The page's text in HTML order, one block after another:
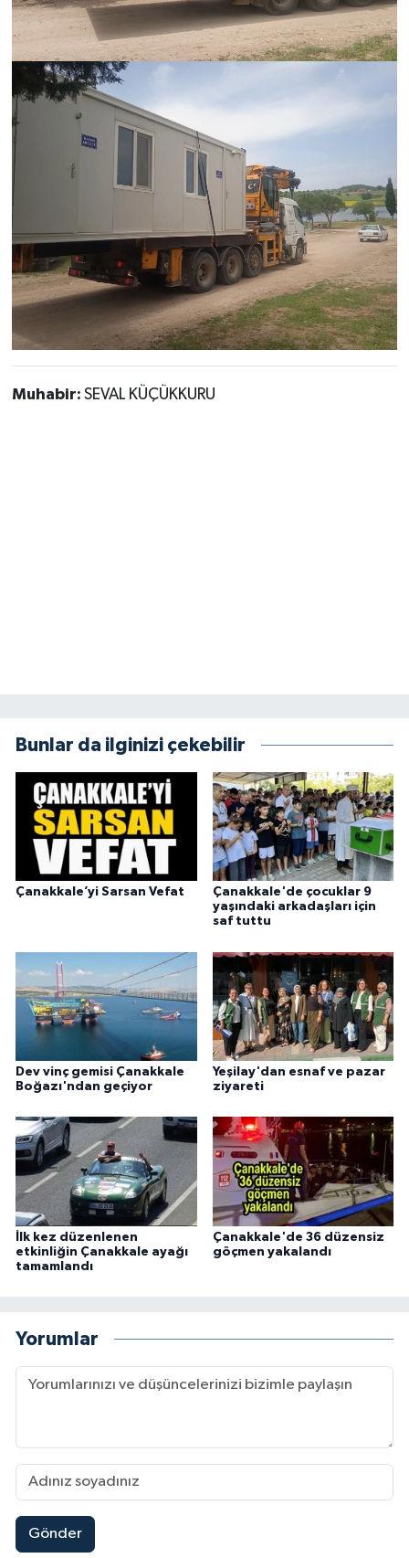
Muhabir: SEVAL KÜÇÜKKURU
Bunlar da ilginizi çekebilir
Çanakkale’yi Sarsan Vefat
Çanakkale'de çocuklar 9
yaşındaki arkadaşları için
saf tuttu
Dev vinç gemisi Çanakkale
Boğazı'ndan geçiyor
Yeşilay'dan esnaf ve pazar
ziyareti
İlk kez düzenlenen
etkinliğin Çanakkale ayağı
tamamlandı
Çanakkale'de 36 düzensiz
göçmen yakalandı
Yorumlar
Gönder